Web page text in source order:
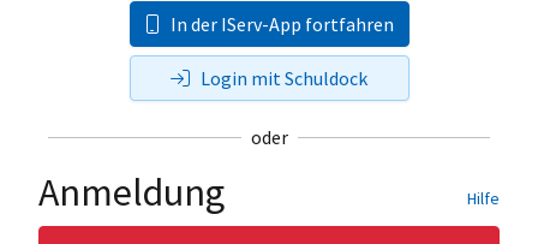
In der IServ-App fortfahren
Login mit Schuldock
oder
Anmeldung Hilfe